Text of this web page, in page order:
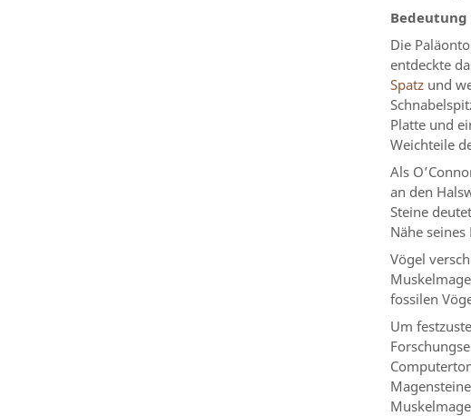
Bedeutung
Die
entdeckte
Spatz und
Platte und
Weichteile
Als
an den
Steine
Nähe
Vögel
fossilen
Um